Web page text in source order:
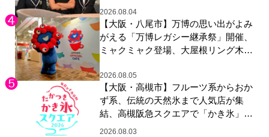
2026.08.04
【大阪・八尾市】万博の思い出がよみ
がえる「万博レガシー継承祭」開催、
ミャクミャク登場、大屋根リング木材
展示も
2026.08.05
【大阪・高槻市】フルーツ系からおか
ず系、伝統の天然氷まで人気店が集
結、高槻阪急スクエアで「かき氷」祭
り
2026.08.03